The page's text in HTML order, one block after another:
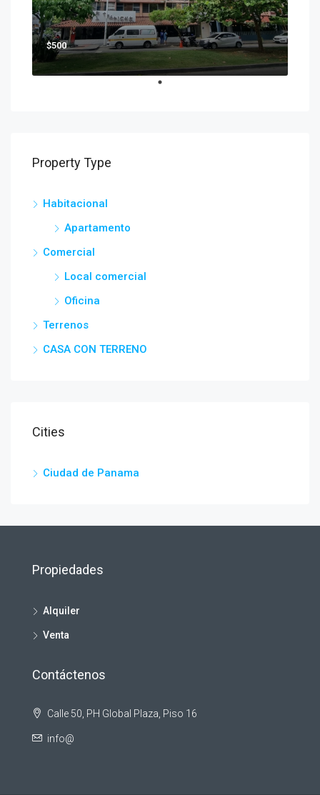
$500
Property Type
Habitacional
Apartamento
Comercial
Local comercial
Oficina
Terrenos
CASA CON TERRENO
Cities
Ciudad de Panama
Propiedades
Alquiler
Venta
Contáctenos
Calle 50, PH Global Plaza, Piso 16
info@